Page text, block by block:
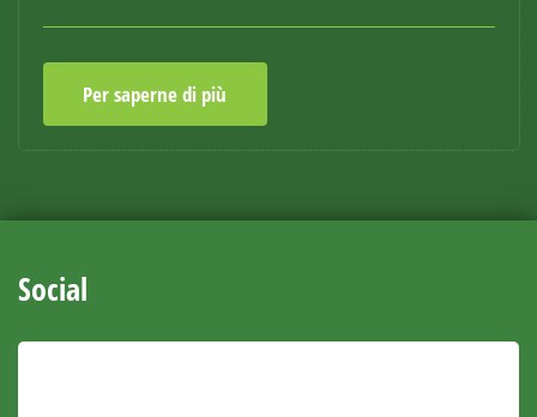
Per saperne di più
Social